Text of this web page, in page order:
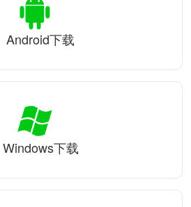
Android下载
Windows下载